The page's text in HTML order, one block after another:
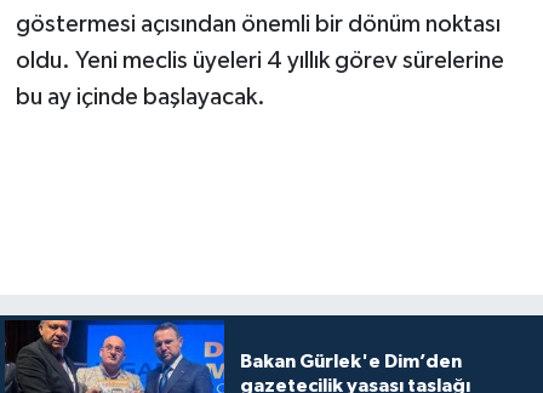
göstermesi açısından önemli bir dönüm noktası
oldu. Yeni meclis üyeleri 4 yıllık görev sürelerine
bu ay içinde başlayacak.
Bakan Gürlek'e Dim’den
gazetecilik yasası taslağı